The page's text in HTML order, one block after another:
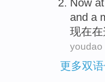
Now at
and a
现在在
youdao
更多双